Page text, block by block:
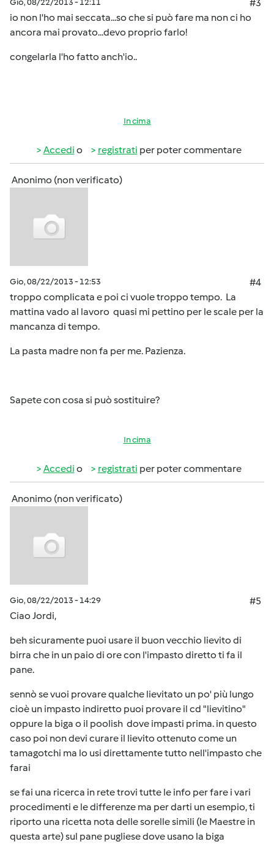
Gio, 08/22/2013 - 12:11
#3
io non l'ho mai seccata...so che si può fare ma non ci ho
ancora mai provato...devo proprio farlo!
congelarla l'ho fatto anch'io..
In cima
Accedi o registrati per poter commentare
Anonimo (non verificato)
Gio, 08/22/2013 - 12:53
#4
troppo complicata e poi ci vuole troppo tempo. La
mattina vado al lavoro quasi mi pettino per le scale per la
mancanza di tempo.
La pasta madre non fa per me. Pazienza.
Sapete con cosa si può sostituire?
In cima
Accedi o registrati per poter commentare
Anonimo (non verificato)
Gio, 08/22/2013 - 14:29
#5
Ciao Jordi,
beh sicuramente puoi usare il buon vecchio lievito di
birra che in un paio di ore con l'impasto diretto ti fa il
pane.
sennò se vuoi provare qualche lievitato un po' più lungo
cioè un impasto indiretto puoi provare il cd "lievitino"
oppure la biga o il poolish dove impasti prima. in questo
caso poi non devi curare il lievito ottenuto come un
tamagotchi ma lo usi direttamente tutto nell'impasto che
farai
se fai una ricerca in rete trovi tutte le info per fare i vari
procedimenti e le differenze ma per darti un esempio, ti
riporto una ricetta nota delle sorelle simili (le Maestre in
questa arte) sul pane pugliese dove usano la biga